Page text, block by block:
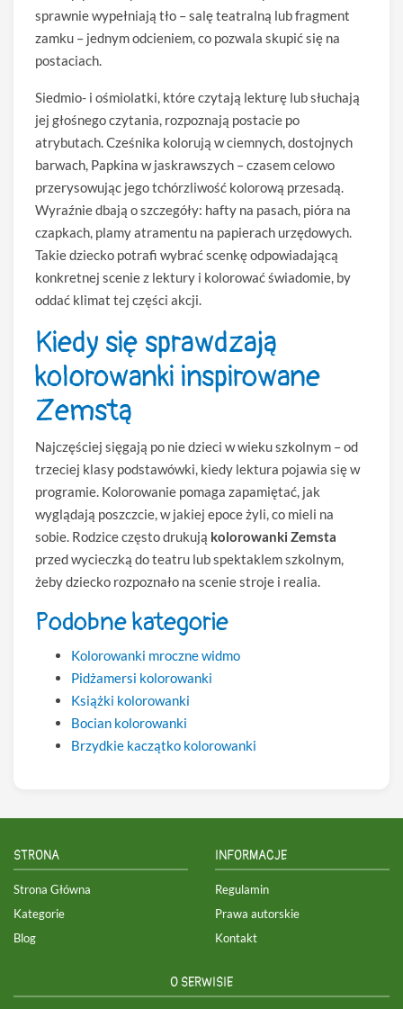
sprawnie wypełniają tło – salę teatralną lub fragment
zamku – jednym odcieniem, co pozwala skupić się na
postaciach.
Siedmio- i ośmiolatki, które czytają lekturę lub słuchają
jej głośnego czytania, rozpoznają postacie po
atrybutach. Cześnika kolorują w ciemnych, dostojnych
barwach, Papkina w jaskrawszych – czasem celowo
przerysowując jego tchórzliwość kolorową przesadą.
Wyraźnie dbają o szczegóły: hafty na pasach, pióra na
czapkach, plamy atramentu na papierach urzędowych.
Takie dziecko potrafi wybrać scenkę odpowiadającą
konkretnej scenie z lektury i kolorować świadomie, by
oddać klimat tej części akcji.
Kiedy się sprawdzają
kolorowanki inspirowane
Zemstą
Najczęściej sięgają po nie dzieci w wieku szkolnym – od
trzeciej klasy podstawówki, kiedy lektura pojawia się w
programie. Kolorowanie pomaga zapamiętać, jak
wyglądają poszczcie, w jakiej epoce żyli, co mieli na
sobie. Rodzice często drukują kolorowanki Zemsta
przed wycieczką do teatru lub spektaklem szkolnym,
żeby dziecko rozpoznało na scenie stroje i realia.
Podobne kategorie
Kolorowanki mroczne widmo
Pidżamersi kolorowanki
Książki kolorowanki
Bocian kolorowanki
Brzydkie kaczątko kolorowanki
STRONA
Strona Główna
Kategorie
Blog
INFORMACJE
Regulamin
Prawa autorskie
Kontakt
O SERWISIE